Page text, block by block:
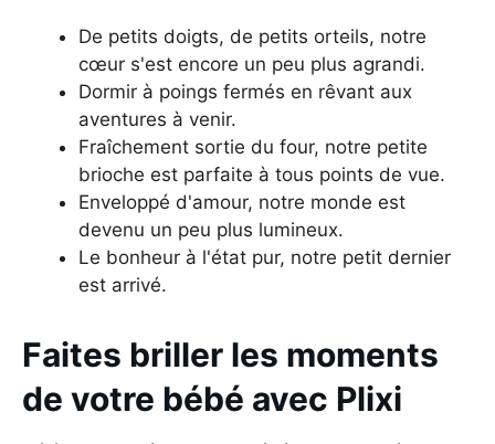
De petits doigts, de petits orteils, notre
cœur s'est encore un peu plus agrandi.
Dormir à poings fermés en rêvant aux
aventures à venir.
Fraîchement sortie du four, notre petite
brioche est parfaite à tous points de vue.
Enveloppé d'amour, notre monde est
devenu un peu plus lumineux.
Le bonheur à l'état pur, notre petit dernier
est arrivé.
Faites briller les moments
de votre bébé avec Plixi